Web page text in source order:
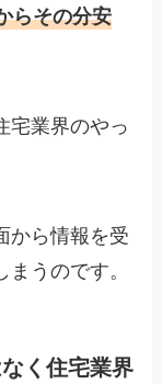
らその分安
宅業界のやっ
から情報を受
うのです。
く住宅業界